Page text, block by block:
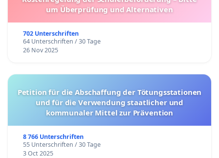
um Überprüfung und Alternativen
702 Unterschriften
64 Unterschriften / 30 Tage
26 Nov 2025
Petition für die Abschaffung der Tötungsstationen
und für die Verwendung staatlicher und
kommunaler Mittel zur Prävention
8 766 Unterschriften
55 Unterschriften / 30 Tage
3 Oct 2025